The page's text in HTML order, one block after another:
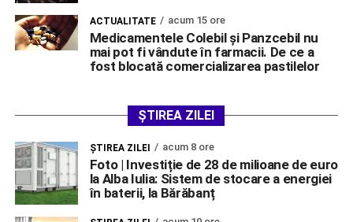
ACTUALITATE acum 15 ore
Medicamentele Colebil și Panzcebil nu
mai pot fi vândute în farmacii. De ce a
fost blocată comercializarea pastilelor
ȘTIREA ZILEI
ŞTIREA ZILEI acum 8 ore
Foto | Investiție de 28 de milioane de euro
la Alba Iulia: Sistem de stocare a energiei
în baterii, la Bărăbanț